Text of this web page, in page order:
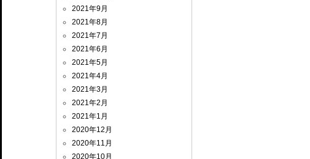
2021年9月
2021年8月
2021年7月
2021年6月
2021年5月
2021年4月
2021年3月
2021年2月
2021年1月
2020年12月
2020年11月
2020年10月